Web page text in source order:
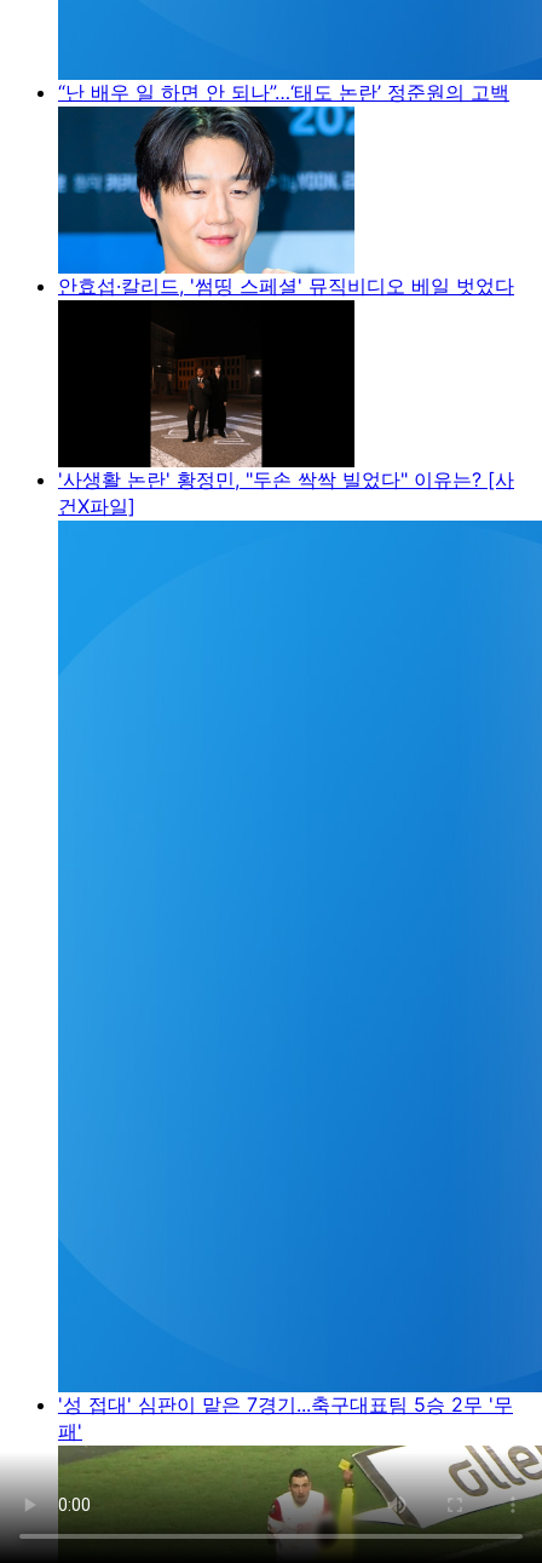
“난 배우 일 하면 안 되나”…‘태도 논란’ 정준원의 고백
안효섭·칼리드, '썸띵 스페셜' 뮤직비디오 베일 벗었다
'사생활 논란' 황정민, "두손 싹싹 빌었다" 이유는? [사
건X파일]
'성 접대' 심판이 맡은 7경기...축구대표팀 5승 2무 '무
패'